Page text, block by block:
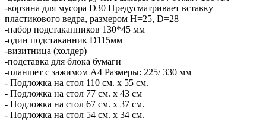
-корзина для мусора D30 Предусматривает вставку
пластикового ведра, размером H=25, D=28
-набор подстаканников 130*45 мм
-один подстаканник D115мм
-визитница (холдер)
-подставка для блока бумаги
-планшет с зажимом А4 Размеры: 225/ 330 мм
- Подложка на стол 110 см. х 55 см.
- Подложка на стол 77 см. х 43 см
- Подложка на стол 67 см. х 37 см.
- Подложка на стол 54 см. х 34 см.